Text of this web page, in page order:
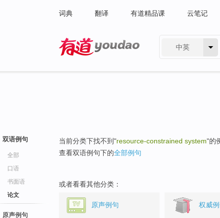
词典 翻译 有道精品课 云笔记
中英
双语例句
全部
口语
书面语
论文
原声例句
当前分类下找不到"resource-constrained system"的
查看双语例句下的全部例句
或者看看其他分类：
原声例句 权威